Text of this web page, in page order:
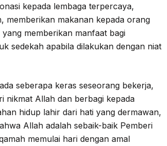
kepada lembaga terpercaya,
memberikan makanan kepada orang
memberikan manfaat bagi
sedekah apabila dilakukan dengan niat
seberapa keras seseorang bekerja,
nikmat Allah dan berbagi kepada
hidup lahir dari hati yang dermawan,
Allah adalah sebaik-baik Pemberi
memulai hari dengan amal